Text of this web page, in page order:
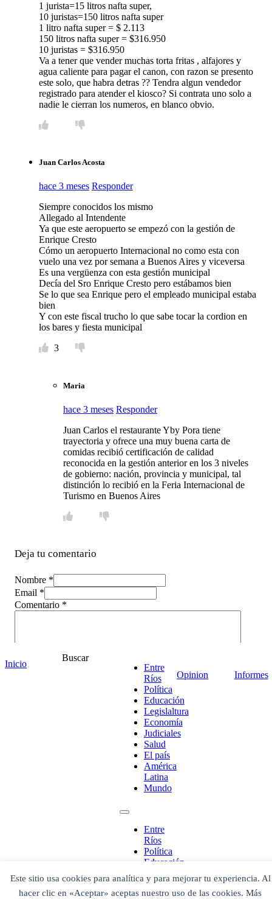
Este sitio usa cookies para analítica y para mejorar tu experiencia. Al
hacer clic en «Aceptar» aceptas nuestro uso de las cookies. Más
1 jurista=15 litros nafta super,
10 juristas=150 litros nafta super
1 litro nafta super = $ 2.113
150 litros nafta super = $316.950
10 juristas = $316.950
Va a tener que vender muchas torta fritas , alfajores y
agua caliente para pagar el canon, con razon se presento
este solo, que habra detras ?? Tendra algun vendedor
registrado para atender el kiosco? Si contrata uno solo a
nadie le cierran los numeros, en blanco obvio.
Juan Carlos Acosta
hace 3 meses Responder
Siempre conocidos los mismo
Allegado al Intendente
Ya que este aeropuerto se empezó con la gestión de
Enrique Cresto
Cómo un aeropuerto Internacional no como esta con
vuelo una vez por semana a Buenos Aires y viceversa
Es una vergüenza con esta gestión municipal
Decía del Sro Enrique Cresto pero estábamos bien
Se lo que sea Enrique pero el empleado municipal estaba
bien
Y con este fiscal trucho lo que sabe tocar la cordion en
los bares y fiesta municipal
3
Maria
hace 3 meses Responder
Juan Carlos el restaurante Yby Pora tiene
trayectoria y ofrece una muy buena carta de
comidas recibió certificación de calidad
reconocida en la gestión anterior en los 3 niveles
de gobierno: nación, provincia y municipal, tal
distinción lo recibió en la Feria Internacional de
Turismo en Buenos Aires
Deja tu comentario
Nombre *
Email *
Comentario *
Inicio
Buscar
Entre
Ríos
Política
Educación
Legislaltura
Economía
Judiciales
Salud
El país
América
Latina
Mundo
Entre
Ríos
Política
Educación
Legislaltura
Economía
Judiciales
Opinion Informes
¡Ponete en contacto!
Escribe aquí abajo lo que desees buscar
Buscar
Buscar en el archivo